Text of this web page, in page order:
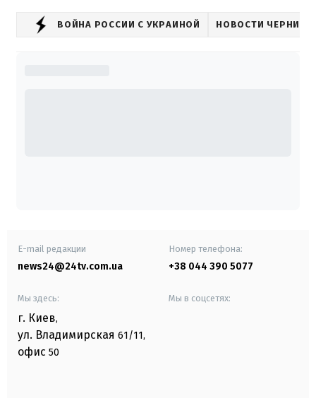
ВОЙНА РОССИИ С УКРАИНОЙ НОВОСТИ
E-mail редакции
news24@24tv.com.ua
Номер телефона:
+38 044 390 5077
Мы здесь:
г. Киев,
ул. Владимирская 61/11,
офис 50
Мы в соцсетях: